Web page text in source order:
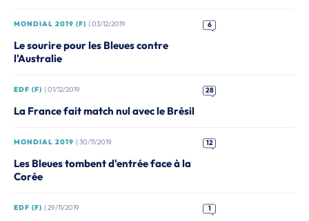
MONDIAL 2019 (F) | 03/12/2019 6
Le sourire pour les Bleues contre
l'Australie
EDF (F) | 01/12/2019 28
La France fait match nul avec le Brésil
MONDIAL 2019 | 30/11/2019 12
Les Bleues tombent d'entrée face à la
Corée
EDF (F) | 29/11/2019 1